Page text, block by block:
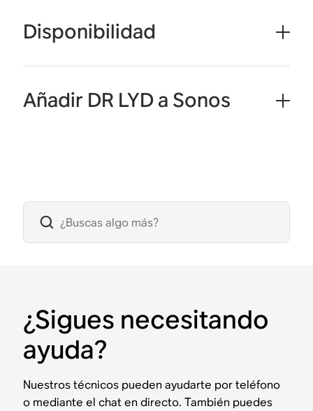
Disponibilidad
Añadir DR LYD a Sonos
¿Sigues necesitando
ayuda?
Nuestros técnicos pueden ayudarte por teléfono
o mediante el chat en directo. También puedes